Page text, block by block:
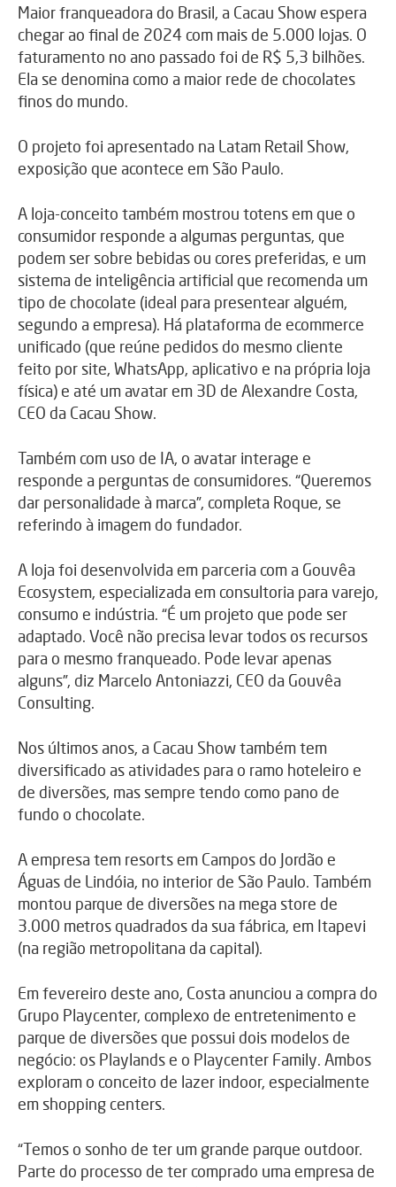
Maior franqueadora do Brasil, a Cacau Show espera
chegar ao final de 2024 com mais de 5.000 lojas. O
faturamento no ano passado foi de R$ 5,3 bilhões.
Ela se denomina como a maior rede de chocolates
finos do mundo.
O projeto foi apresentado na Latam Retail Show,
exposição que acontece em São Paulo.
A loja-conceito também mostrou totens em que o
consumidor responde a algumas perguntas, que
podem ser sobre bebidas ou cores preferidas, e um
sistema de inteligência artificial que recomenda um
tipo de chocolate (ideal para presentear alguém,
segundo a empresa). Há plataforma de ecommerce
unificado (que reúne pedidos do mesmo cliente
feito por site, WhatsApp, aplicativo e na própria loja
física) e até um avatar em 3D de Alexandre Costa,
CEO da Cacau Show.
Também com uso de IA, o avatar interage e
responde a perguntas de consumidores. “Queremos
dar personalidade à marca”, completa Roque, se
referindo à imagem do fundador.
A loja foi desenvolvida em parceria com a Gouvêa
Ecosystem, especializada em consultoria para varejo,
consumo e indústria. “É um projeto que pode ser
adaptado. Você não precisa levar todos os recursos
para o mesmo franqueado. Pode levar apenas
alguns”, diz Marcelo Antoniazzi, CEO da Gouvêa
Consulting.
Nos últimos anos, a Cacau Show também tem
diversificado as atividades para o ramo hoteleiro e
de diversões, mas sempre tendo como pano de
fundo o chocolate.
A empresa tem resorts em Campos do Jordão e
Águas de Lindóia, no interior de São Paulo. Também
montou parque de diversões na mega store de
3.000 metros quadrados da sua fábrica, em Itapevi
(na região metropolitana da capital).
Em fevereiro deste ano, Costa anunciou a compra do
Grupo Playcenter, complexo de entretenimento e
parque de diversões que possui dois modelos de
negócio: os Playlands e o Playcenter Family. Ambos
exploram o conceito de lazer indoor, especialmente
em shopping centers.
“Temos o sonho de ter um grande parque outdoor.
Parte do processo de ter comprado uma empresa de